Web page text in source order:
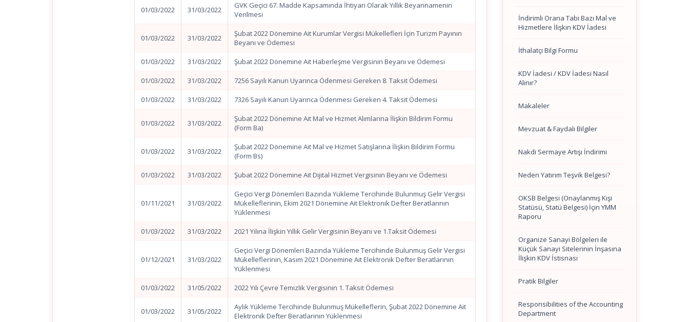
01/03/2022 31/03/2022
GVK Geçici 67. Madde Kapsamında İhtiyari Olarak Yıllık Beyannamenin
Verilmesi
01/03/2022 31/03/2022
Şubat 2022 Dönemine Ait Kurumlar Vergisi Mükellefleri İçin Turizm Payının
Beyanı ve Ödemesi
01/03/2022 31/03/2022 Şubat 2022 Dönemine Ait Haberleşme Vergisinin Beyanı ve Ödemesi
01/03/2022 31/03/2022 7256 Sayılı Kanun Uyarınca Ödenmesi Gereken 8. Taksit Ödemesi
01/03/2022 31/03/2022 7326 Sayılı Kanun Uyarınca Ödenmesi Gereken 4. Taksit Ödemesi
01/03/2022 31/03/2022
Şubat 2022 Dönemine Ait Mal ve Hizmet Alımlarına İlişkin Bildirim Formu
(Form Ba)
01/03/2022 31/03/2022
Şubat 2022 Dönemine Ait Mal ve Hizmet Satışlarına İlişkin Bildirim Formu
(Form Bs)
01/03/2022 31/03/2022 Şubat 2022 Dönemine Ait Dijital Hizmet Vergisinin Beyanı ve Ödemesi
01/11/2021 31/03/2022
Geçici Vergi Dönemleri Bazında Yükleme Tercihinde Bulunmuş Gelir Vergisi
Mükelleflerinin, Ekim 2021 Dönemine Ait Elektronik Defter Beratlarının
Yüklenmesi
01/03/2022 31/03/2022 2021 Yılına İlişkin Yıllık Gelir Vergisinin Beyanı ve 1.Taksit Ödemesi
01/12/2021 31/03/2022
Geçici Vergi Dönemleri Bazında Yükleme Tercihinde Bulunmuş Gelir Vergisi
Mükelleflerinin, Kasım 2021 Dönemine Ait Elektronik Defter Beratlarının
Yüklenmesi
01/03/2022 31/05/2022 2022 Yılı Çevre Temizlik Vergisinin 1. Taksit Ödemesi
01/03/2022 31/05/2022
Aylık Yükleme Tercihinde Bulunmuş Mükelleflerin, Şubat 2022 Dönemine Ait
Elektronik Defter Beratlarının Yüklenmesi
İndirimli Orana Tabi Bazı Mal ve
Hizmetlere İlişkin KDV İadesi
İthalatçı Bilgi Formu
KDV İadesi / KDV İadesi Nasıl
Alınır?
Makaleler
Mevzuat & Faydalı Bilgiler
Nakdi Sermaye Artışı İndirimi
Neden Yatırım Teşvik Belgesi?
OKSB Belgesi (Onaylanmış Kişi
Statüsü, Statü Belgesi) İçin YMM
Raporu
Organize Sanayi Bölgeleri ile
Küçük Sanayi Sitelerinin İnşasına
İlişkin KDV İstisnası
Pratik Bilgiler
Responsibilities of the Accounting
Department